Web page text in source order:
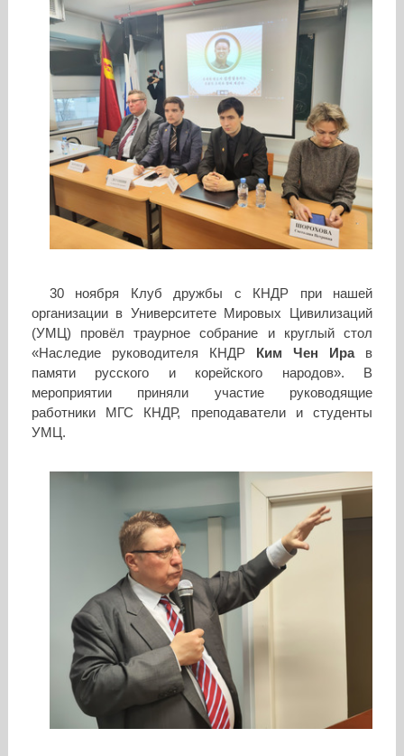
30 ноября Клуб дружбы с КНДР при нашей
организации в Университете Мировых Цивилизаций
(УМЦ) провёл траурное собрание и круглый стол
«Наследие руководителя КНДР
Ким Чен Ирав
памяти русского и корейского народов». В
мероприятии приняли участие руководящие
работники МГС КНДР, преподаватели и студенты
УМЦ.